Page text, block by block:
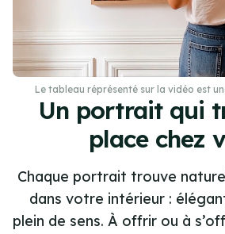
Un portrait qui
place chez
Chaque portrait trouve
dans votre intérieur :
plein de sens. À offrir ou à
Le tableau réprésenté sur la vidéo est